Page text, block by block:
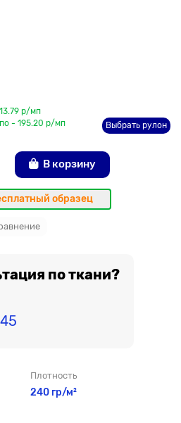
р/мп
- 195.20 р/мп
Выбрать рулон
В корзину
образец
по ткани?
Плотность
240 гр/м²